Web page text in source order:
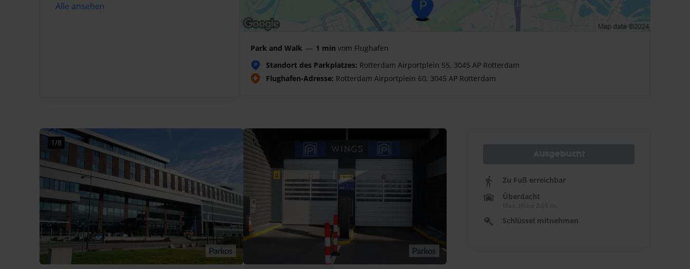
Alle ansehen
Park and Walk — 1 min vom Flughafen
P Standort des Parkplatzes: Rotterdam Airportplein 55, 3045 AP Rotterdam
Flughafen-Adresse: Rotterdam Airportplein 60, 3045 AP Rotterdam
1/8
Zu Fuß erreichbar
Überdacht
Schlüssel mitnehmen